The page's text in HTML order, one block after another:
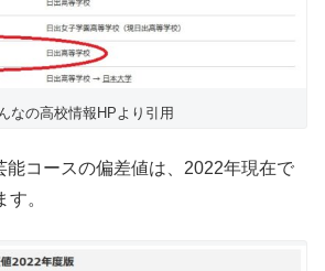
なの高校情報HPより引用
能コースの偏差値は、2022年現在で
す。